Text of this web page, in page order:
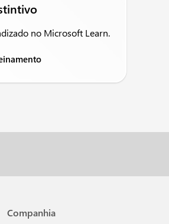
no Microsoft Learn.
Companhia